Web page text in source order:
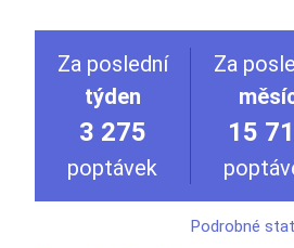
Za poslední
týden
3 275
poptávek
Za
15
Podrobné